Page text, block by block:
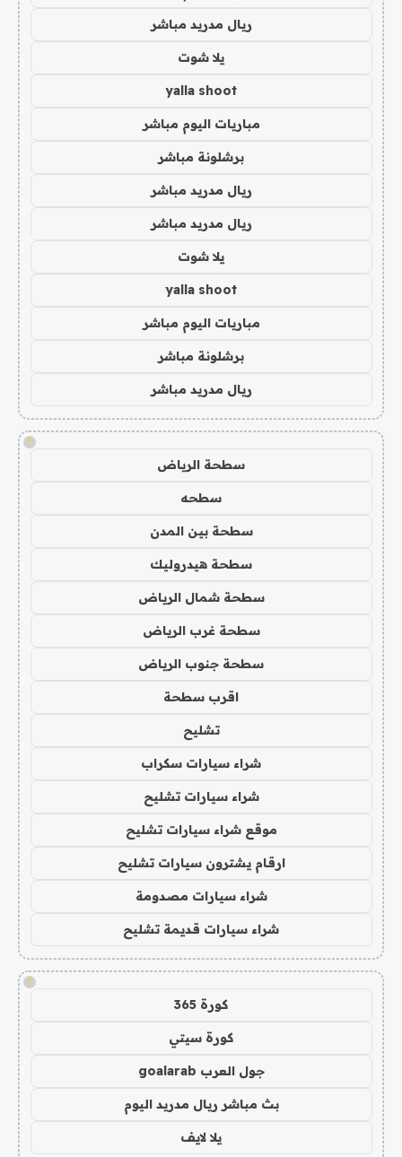
ريال مدريد مباشر
يلا شوت
yalla shoot
مباريات اليوم مباشر
برشلونة مباشر
ريال مدريد مباشر
ريال مدريد مباشر
يلا شوت
yalla shoot
مباريات اليوم مباشر
برشلونة مباشر
ريال مدريد مباشر
!
سطحة الرياض
سطحه
سطحة بين المدن
سطحة هيدروليك
سطحة شمال الرياض
سطحة غرب الرياض
سطحة جنوب الرياض
اقرب سطحة
تشليح
شراء سيارات سكراب
شراء سيارات تشليح
موقع شراء سيارات تشليح
ارقام يشترون سيارات تشليح
شراء سيارات مصدومة
شراء سيارات قديمة تشليح
!
كورة 365
كورة سيتي
جول العرب goalarab
بث مباشر ريال مدريد اليوم
يلا لايف